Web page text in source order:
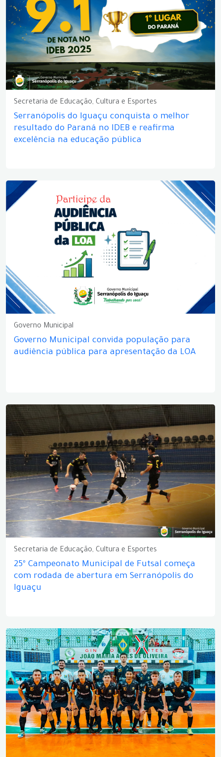
Secretaria de Educação, Cultura e Esportes
Serranópolis do Iguaçu conquista o melhor
resultado do Paraná no IDEB e reafirma
excelência na educação pública
Governo Municipal
Governo Municipal convida população para
audiência pública para apresentação da LOA
Secretaria de Educação, Cultura e Esportes
25º Campeonato Municipal de Futsal começa
com rodada de abertura em Serranópolis do
Iguaçu